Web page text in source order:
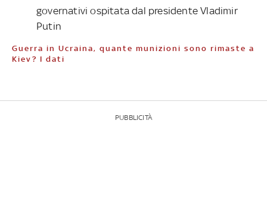
governativi ospitata dal presidente Vladimir
Putin
Guerra in Ucraina, quante munizioni sono rimaste a
Kiev? I dati
PUBBLICITÀ